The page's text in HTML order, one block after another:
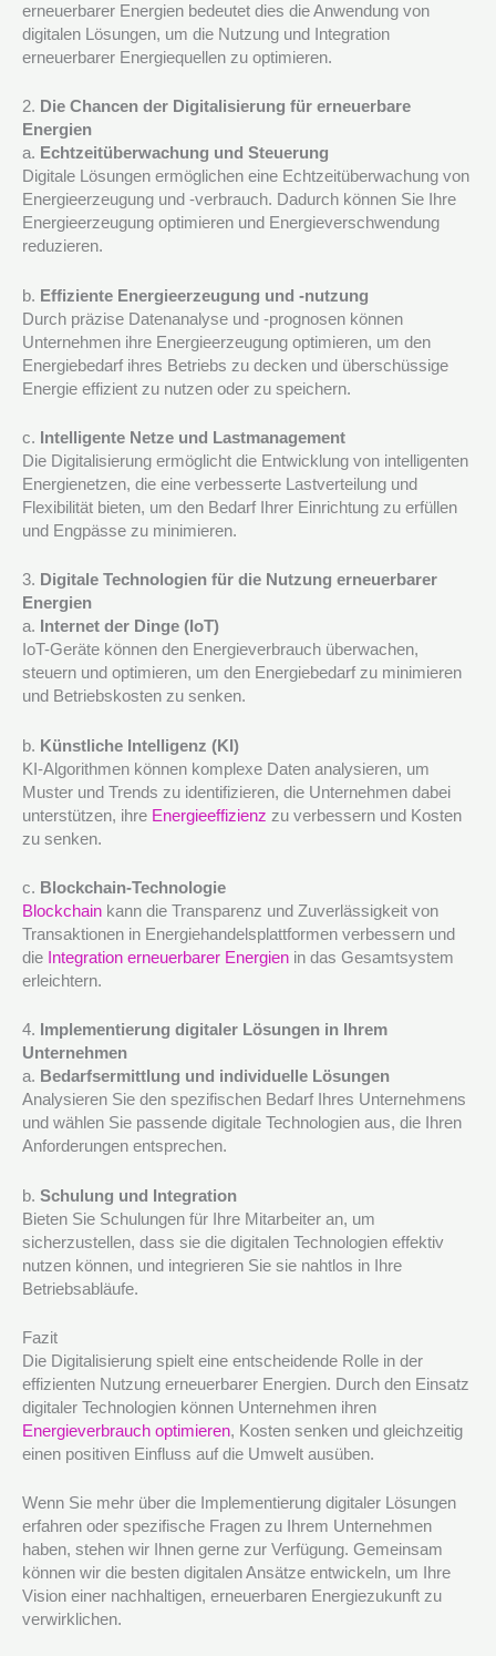
erneuerbarer Energien bedeutet dies die Anwendung von
digitalen Lösungen, um die Nutzung und Integration
erneuerbarer Energiequellen zu optimieren.
2. Die Chancen der Digitalisierung für erneuerbare
Energien
a. Echtzeitüberwachung und Steuerung
Digitale Lösungen ermöglichen eine Echtzeitüberwachung von
Energieerzeugung und -verbrauch. Dadurch können Sie Ihre
Energieerzeugung optimieren und Energieverschwendung
reduzieren.
b. Effiziente Energieerzeugung und -nutzung
Durch präzise Datenanalyse und -prognosen können
Unternehmen ihre Energieerzeugung optimieren, um den
Energiebedarf ihres Betriebs zu decken und überschüssige
Energie effizient zu nutzen oder zu speichern.
c.
Intelligente Netze und Lastmanagement
Die Digitalisierung ermöglicht die Entwicklung von intelligenten
Energienetzen, die eine verbesserte Lastverteilung und
Flexibilität bieten, um den Bedarf Ihrer Einrichtung zu erfüllen
und Engpässe zu minimieren.
3. Digitale Technologien für die Nutzung erneuerbarer
Energien
a.
Internet der Dinge (IoT)
IoT-Geräte können den Energieverbrauch überwachen,
steuern und optimieren, um den Energiebedarf zu minimieren
und Betriebskosten zu senken.
b. Künstliche Intelligenz (KI)
KI-Algorithmen können komplexe Daten analysieren, um
Muster und Trends zu identifizieren, die Unternehmen dabei
unterstützen, ihre Energieeffizienz zu verbessern und Kosten
zu senken.
c. Blockchain-Technologie
Blockchain kann die Transparenz und Zuverlässigkeit von
Transaktionen in Energiehandelsplattformen verbessern und
die Integration erneuerbarer Energien in das Gesamtsystem
erleichtern.
4.
Implementierung digitaler Lösungen in Ihrem
Unternehmen
a. Bedarfsermittlung und individuelle Lösungen
Analysieren Sie den spezifischen Bedarf Ihres Unternehmens
und wählen Sie passende digitale Technologien aus, die Ihren
Anforderungen entsprechen.
b. Schulung und Integration
Bieten Sie Schulungen für Ihre Mitarbeiter an, um
sicherzustellen, dass sie die digitalen Technologien effektiv
nutzen können, und integrieren Sie sie nahtlos in Ihre
Betriebsabläufe.
Fazit
Die Digitalisierung spielt eine entscheidende Rolle in der
effizienten Nutzung erneuerbarer Energien. Durch den Einsatz
digitaler Technologien können Unternehmen ihren
Energieverbrauch optimieren, Kosten senken und gleichzeitig
einen positiven Einfluss auf die Umwelt ausüben.
Wenn Sie mehr über die Implementierung digitaler Lösungen
erfahren oder spezifische Fragen zu Ihrem Unternehmen
haben, stehen wir Ihnen gerne zur Verfügung. Gemeinsam
können wir die besten digitalen Ansätze entwickeln, um Ihre
Vision einer nachhaltigen, erneuerbaren Energiezukunft zu
verwirklichen.